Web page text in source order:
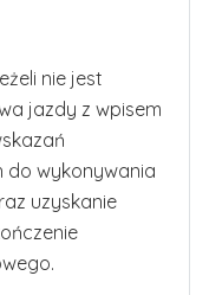
nie jest
jazdy z wpisem
do wykonywania
uzyskanie